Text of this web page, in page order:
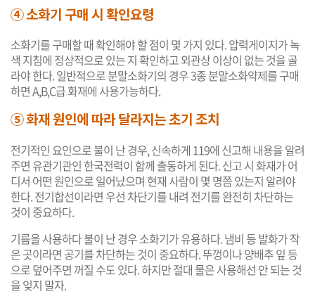
④ 소화기 구매 시 확인요령
소화기를 구매할 때 확인해야 할 점이 몇 가지 있다. 압력게이지가 녹
색 지침에 정상적으로 있는 지 확인하고 외관상 이상이 없는 것을 골
라야 한다. 일반적으로 분말소화기의 경우 3종 분말소화약제를 구매
하면 A,B,C급 화재에 사용가능하다.
⑤ 화재 원인에 따라 달라지는 초기 조치
전기적인 요인으로 불이 난 경우, 신속하게 119에 신고해 내용을 알려
주면 유관기관인 한국전력이 함께 출동하게 된다. 신고 시 화재가 어
디서 어떤 원인으로 일어났으며 현재 사람이 몇 명쯤 있는지 알려야
한다. 전기합선이라면 우선 차단기를 내려 전기를 완전히 차단하는
것이 중요하다.
기름을 사용하다 불이 난 경우 소화기가 유용하다. 냄비 등 발화가 작
은 곳이라면 공기를 차단하는 것이 중요하다. 뚜껑이나 양배추 잎 등
으로 덮어주면 꺼질 수도 있다. 하지만 절대 물은 사용해선 안 되는 것
을 잊지 말자.